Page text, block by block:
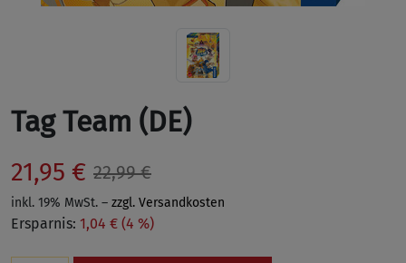
Tag Team (DE)
21,95 € 22,99 €
inkl. 19% MwSt. – zzgl. Versandkosten
Ersparnis: 1,04 € (4 %)